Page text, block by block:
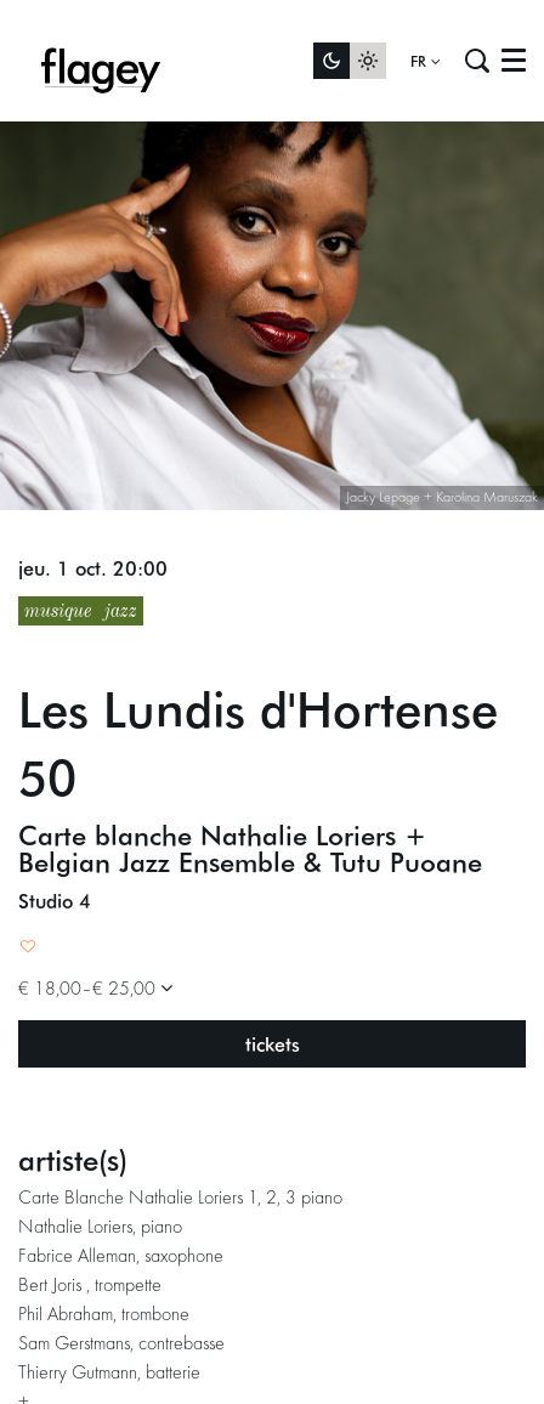
FR Menu
Jacky Lepage + Karolina Maruszak
musique jazz
Les Lundis d'Hortense
50
Carte blanche Nathalie Loriers +
Belgian Jazz Ensemble & Tutu Puoane
jeu. 1 oct. 20:00
Studio 4
€ 18,00–€ 25,00
tickets
artiste(s)
Carte Blanche Nathalie Loriers 1, 2, 3 piano
Nathalie Loriers, piano
Fabrice Alleman, saxophone
Bert Joris , trompette
Phil Abraham, trombone
Sam Gerstmans, contrebasse
Thierry Gutmann, batterie